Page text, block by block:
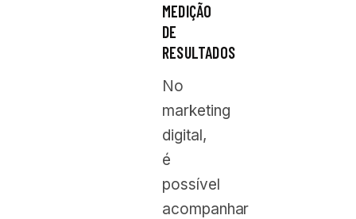
MEDIÇÃO
DE
RESULTADOS
No
marketing
digital,
é
possível
acompanhar